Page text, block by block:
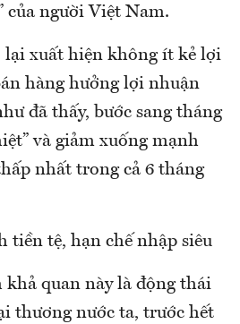
của người Việt Nam.
lại xuất hiện không ít kẻ lợi
hàng hưởng lợi nhuận
đã thấy, bước sang tháng
và giảm xuống mạnh
nhất trong cả 6 tháng
tiền tệ, hạn chế nhập siêu
quan này là động thái
thương nước ta, trước hết